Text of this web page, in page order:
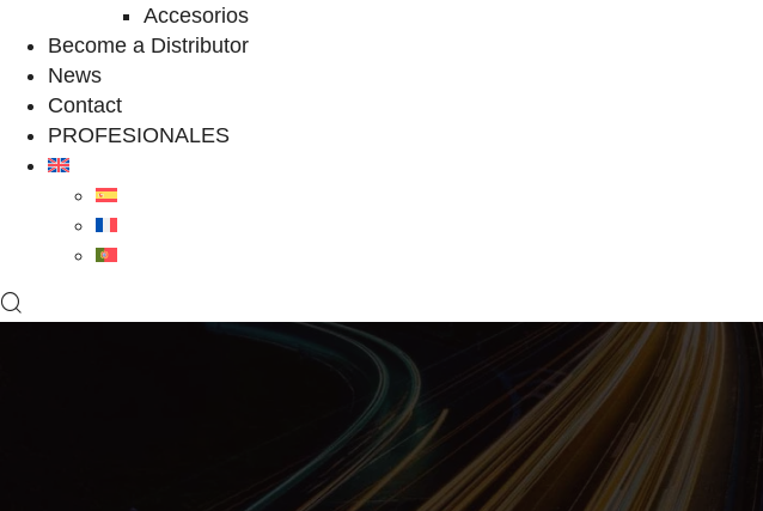
Accesorios
Become a Distributor
News
Contact
PROFESIONALES